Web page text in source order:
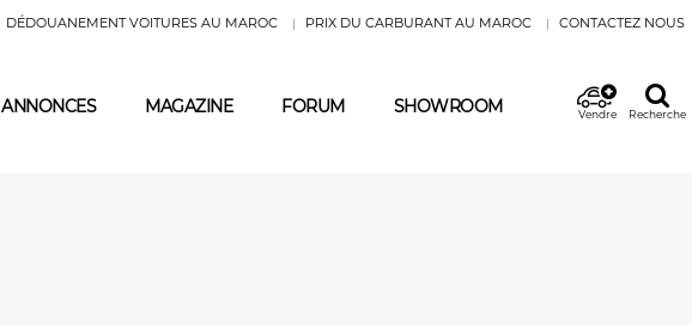
DÉDOUANEMENT VOITURES AU MAROC PRIX DU CARBURANT AU MAROC CONTACTEZ NOUS
Recherche
Vendre
ANNONCES MAGAZINE FORUM SHOWROOM